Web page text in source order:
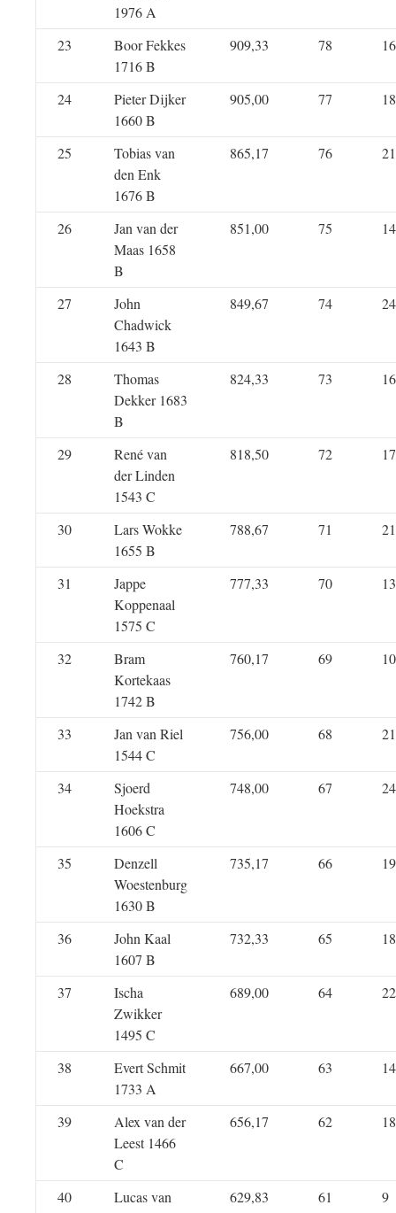
1976 A
23
Boor Fekkes
1716 B
909,33 78 16
24
Pieter Dijker
1660 B
905,00 77 18
25
Tobias van
den Enk
1676 B
865,17 76 21
26
Jan van der
Maas 1658
B
851,00 75 14
27
John
Chadwick
1643 B
849,67 74 24
28
Thomas
Dekker 1683
B
824,33 73 16
29
René van
der Linden
1543 C
818,50 72 17
30
Lars Wokke
1655 B
788,67 71 21
31
Jappe
Koppenaal
1575 C
777,33 70 13
32
Bram
Kortekaas
1742 B
760,17 69 10
33
Jan van Riel
1544 C
756,00 68 21
34
Sjoerd
Hoekstra
1606 C
748,00 67 24
35
Denzell
Woestenburg
1630 B
735,17 66 19
36
John Kaal
1607 B
732,33 65 18
37
Ischa
Zwikker
1495 C
689,00 64 22
38
Evert Schmit
1733 A
667,00 63 14
39
Alex van der
Leest 1466
C
656,17 62 18
40
Lucas van
629,83 61 9